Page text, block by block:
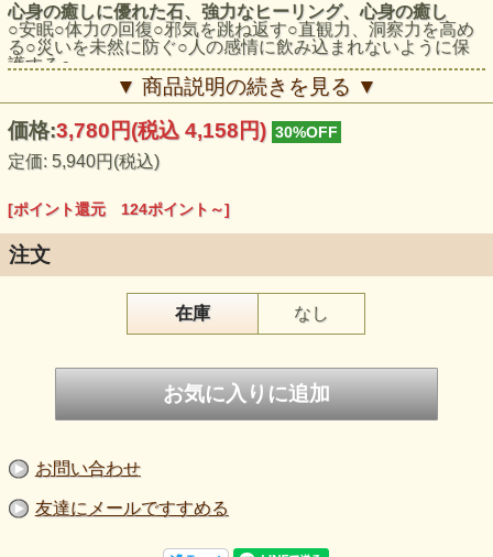
心身の癒しに優れた石、強力なヒーリング、心身の癒し
○安眠○体力の回復○邪気を跳ね返す○直観力、洞察力を高め
る○災いを未然に防ぐ○人の感情に飲み込まれないように保
護する○
▼ 商品説明の続きを見る ▼
価格:3,780円(税込 4,158円) 30%OFF
定価: 5,940円(税込)
[ポイント還元 124ポイント～]
注文
在庫 なし
お問い合わせ
友達にメールですすめる